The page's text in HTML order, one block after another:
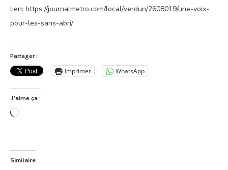
lien: https://journalmetro.com/local/verdun/2608019/une-voix-
pour-les-sans-abri/
Partager :
Imprimer WhatsApp
J’aime ça :
Chargement…
Similaire